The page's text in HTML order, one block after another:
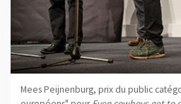
Mees Peijnenburg, prix du public